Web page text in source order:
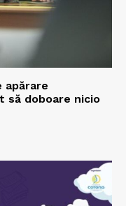
apărare
să doboare nicio